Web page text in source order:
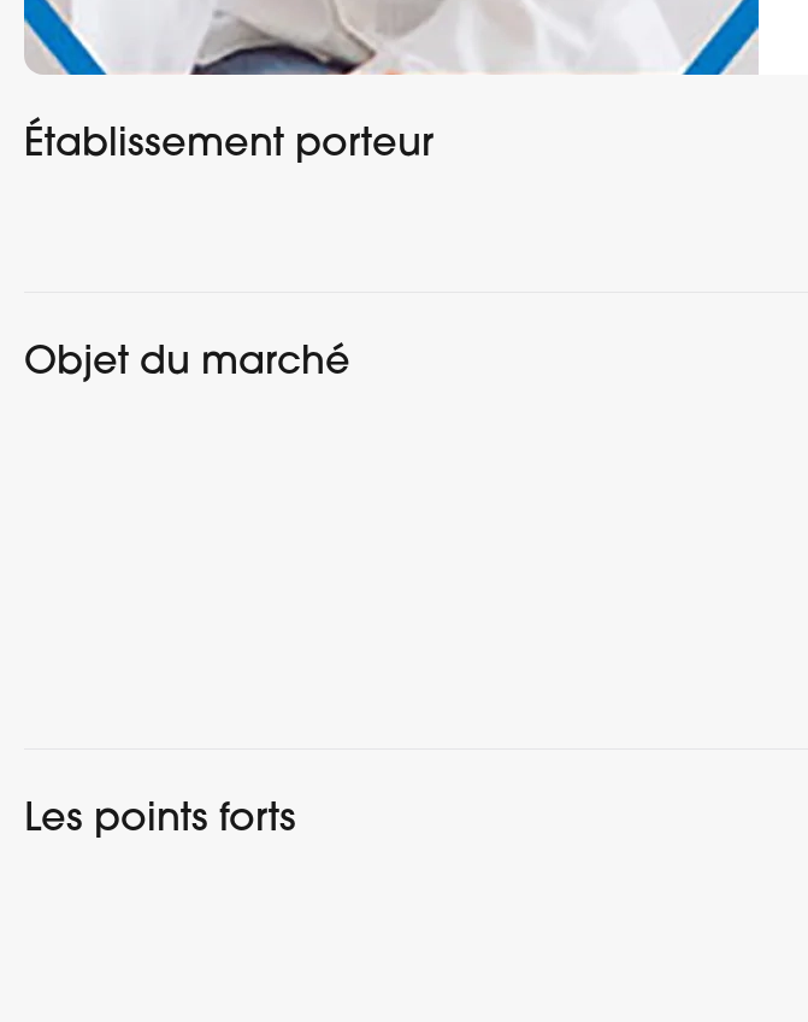
Établissement porteur
Objet du marché
Les points forts